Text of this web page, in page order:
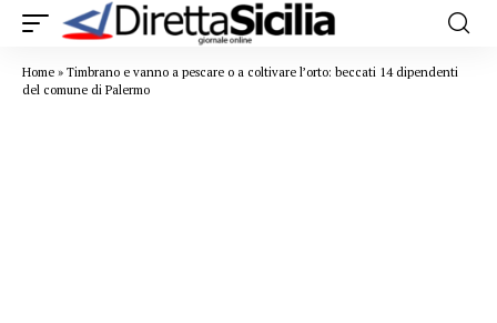
Home » Timbrano e vanno a pescare o a coltivare l’orto: beccati 14 dipendenti
del comune di Palermo